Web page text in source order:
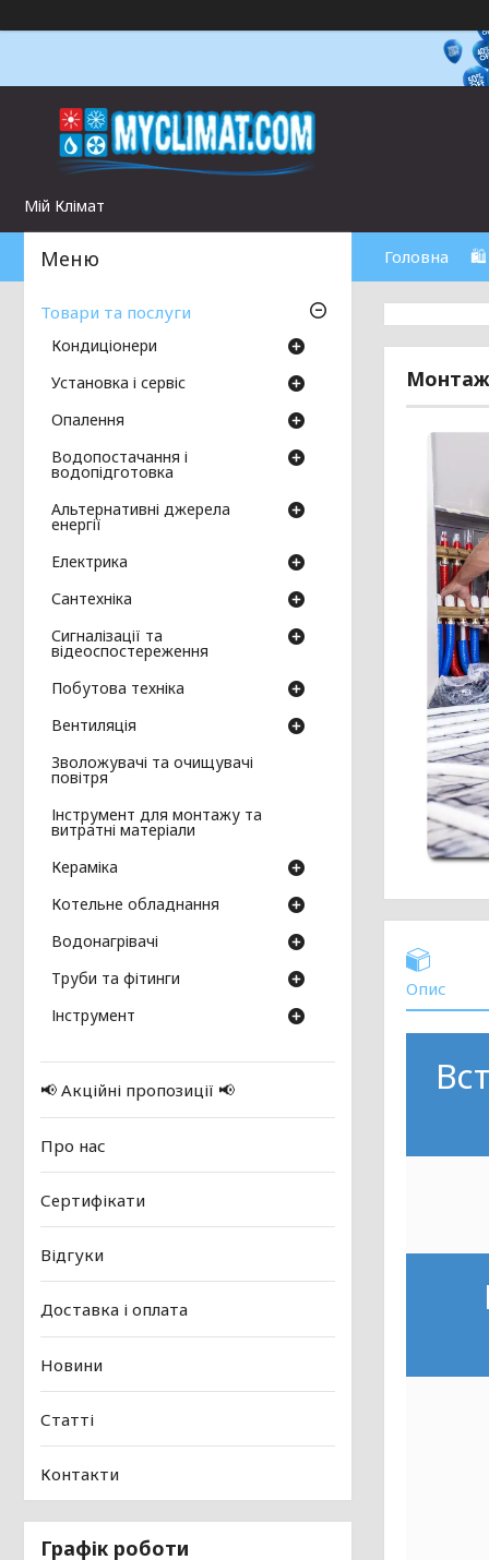
Мій Клімат
Головна 🛍
Монтаж
Опис
Товари та послуги
Кондиціонери
Установка і сервіс
Опалення
Водопостачання і
водопідготовка
Альтернативні джерела
енергії
Електрика
Сантехніка
Сигналізації та
відеоспостереження
Побутова техніка
Вентиляція
Зволожувачі та очищувачі
повітря
Інструмент для монтажу та
витратні матеріали
Кераміка
Котельне обладнання
Водонагрівачі
Труби та фітинги
Інструмент
📢 Акційні пропозиції 📢
Про нас
Сертифікати
Відгуки
Доставка і оплата
Новини
Статті
Контакти
Графік роботи